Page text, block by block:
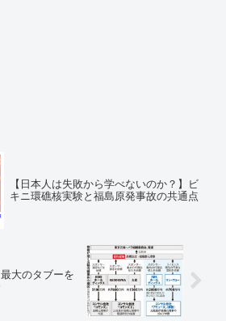
【日本人は失敗から学べないのか？】ビ
キニ環礁核実験と福島原発事故の共通点
大のタブーを